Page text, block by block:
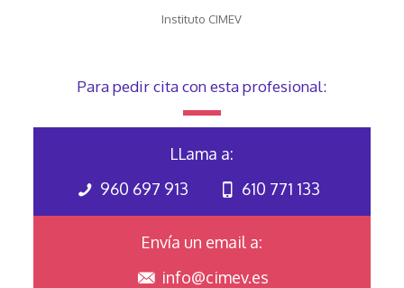
Instituto CIMEV
Para pedir cita con esta profesional:
LLama a:
960 697 913
610 771 133
Envía un email a:
info@cimev.es